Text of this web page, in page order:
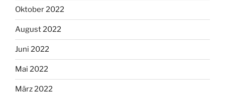
Oktober 2022
August 2022
Juni 2022
Mai 2022
März 2022